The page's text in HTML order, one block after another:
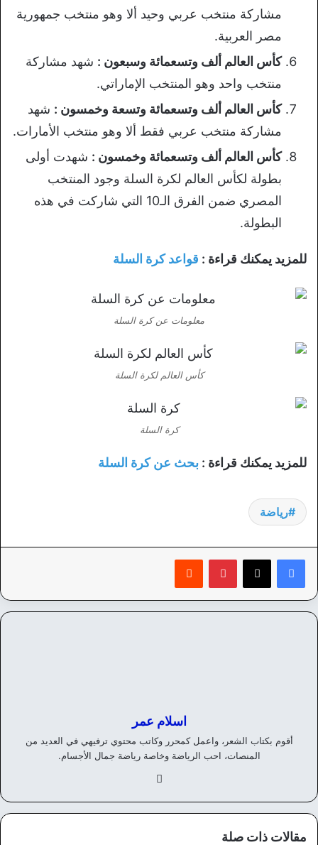
مشاركة منتخب عربي وحيد ألا وهو منتخب جمهورية
مصر العربية.
كأس العالم ألف وتسعمائة وسبعون : شهد مشاركة
منتخب واحد وهو المنتخب الإماراتي.
كأس العالم ألف وتسعمائة وتسعة وخمسون : شهد
مشاركة منتخب عربي فقط ألا وهو منتخب الأمارات.
كأس العالم ألف وتسعمائة وخمسون : شهدت أولى
بطولة لكأس العالم لكرة السلة وجود المنتخب
المصري ضمن الفرق الـ10 التي شاركت في هذه
البطولة.
للمزيد يمكنك قراءة : قواعد كرة السلة
معلومات عن كرة السلة
كأس العالم لكرة السلة
كرة السلة
للمزيد يمكنك قراءة : بحث عن كرة السلة
رياضة
بينتيريست
اسلام عمر
أقوم بكتاب الشعر، واعمل كمحرر وكاتب محتوي ترفيهي في العديد من
المنصات، احب الرياضة وخاصة رياضة جمال الأجسام.
وك
مقالات ذات صلة